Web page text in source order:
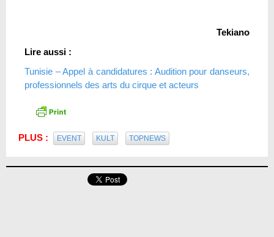
Tekiano
Lire aussi :
Tunisie – Appel à candidatures : Audition pour danseurs,
professionnels des arts du cirque et acteurs
PLUS : EVENT KULT TOPNEWS